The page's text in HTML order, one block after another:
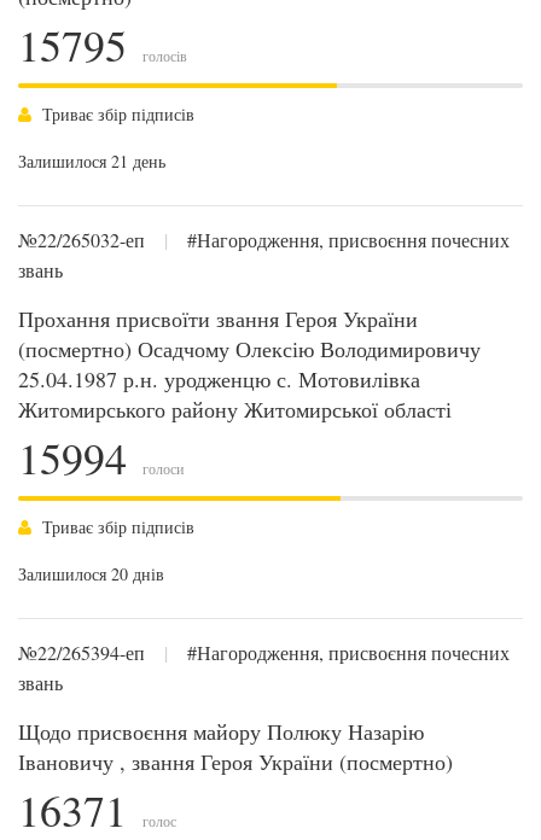
15795 голосів
Триває збір підписів
Залишилося 21 день
№22/265032-еп |
#Нагородження, присвоєння почесних
звань
Прохання присвоїти звання Героя України
(посмертно) Осадчому Олексію Володимировичу
25.04.1987 р.н. уродженцю с. Мотовилівка
Житомирського району Житомирської області
15994 голоси
Триває збір підписів
Залишилося 20 днів
№22/265394-еп |
#Нагородження, присвоєння почесних
звань
Щодо присвоєння майору Полюку Назарію
Івановичу , звання Героя України (посмертно)
16371 голос